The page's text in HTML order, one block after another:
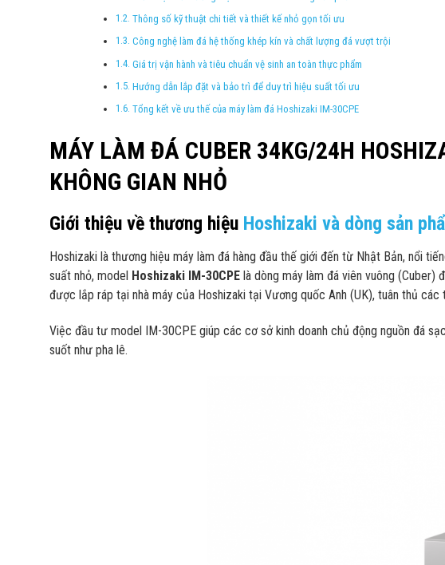
Thông số kỹ thuật chi tiết và thiết kế nhỏ gọn tối ưu
Công nghệ làm đá hệ thống khép kín và chất lượng đá vượt trội
Giá trị vận hành và tiêu chuẩn vệ sinh an toàn thực phẩm
Hướng dẫn lắp đặt và bảo trì để duy trì hiệu suất tối ưu
Tổng kết về ưu thế của máy làm đá Hoshizaki IM-30CPE
MÁY LÀM ĐÁ CUBER 34KG/24H
KHÔNG GIAN NHỎ
Giới thiệu về thương hiệu Hoshizaki và dòng sản
Hoshizaki là thương hiệu máy làm đá hàng đầu thế giới đến từ Nhật Bản, nổi
suất nhỏ, model Hoshizaki IM-30CPE là dòng máy làm đá viên vuông
được lắp ráp tại nhà máy của Hoshizaki tại Vương quốc Anh (UK), tuân thủ
Việc đầu tư model IM-30CPE giúp các cơ sở kinh doanh chủ động nguồn đá
suốt như pha lê.